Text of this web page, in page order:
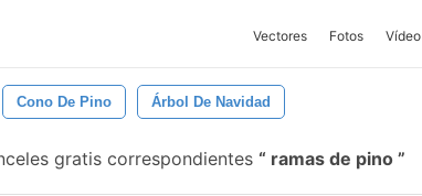
Vectores Fotos Vídeo
Cono De Pino Árbol De Navidad
gratis correspondientes ramas de pino